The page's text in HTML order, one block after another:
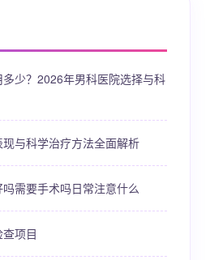
少？2026年男科医院选择与科
与科学治疗方法全面解析
需要手术吗日常注意什么
项目